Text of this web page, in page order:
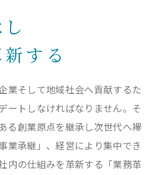
する
業そして地域社会へ貢献するた
ートしなければなりません。そ
る創業原点を継承し次世代へ襷
業承継」、経営により集中でき
内の仕組みを革新する「業務革